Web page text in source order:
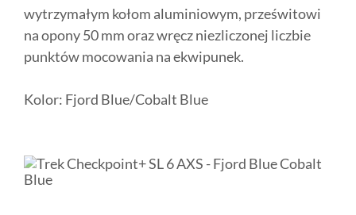
wytrzymałym kołom aluminiowym, prześwitowi
na opony 50 mm oraz wręcz niezliczonej liczbie
punktów mocowania na ekwipunek.
Kolor: Fjord Blue/Cobalt Blue